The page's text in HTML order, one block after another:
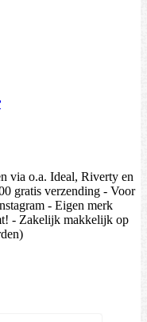
via o.a. Ideal, Riverty en
gratis verzending - Voor
- Eigen merk
- Zakelijk makkelijk op